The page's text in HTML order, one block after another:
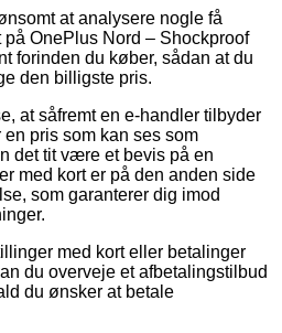
at analysere nogle få
OnePlus Nord – Shockproof
forinden du køber, sådan at du
den billigste pris.
at såfremt en e-handler tilbyder
pris som kan ses som
det tit være et bevis på en
med kort er på den anden side
som garanterer dig imod
med kort eller betalinger
du overveje et afbetalingstilbud
du ønsker at betale